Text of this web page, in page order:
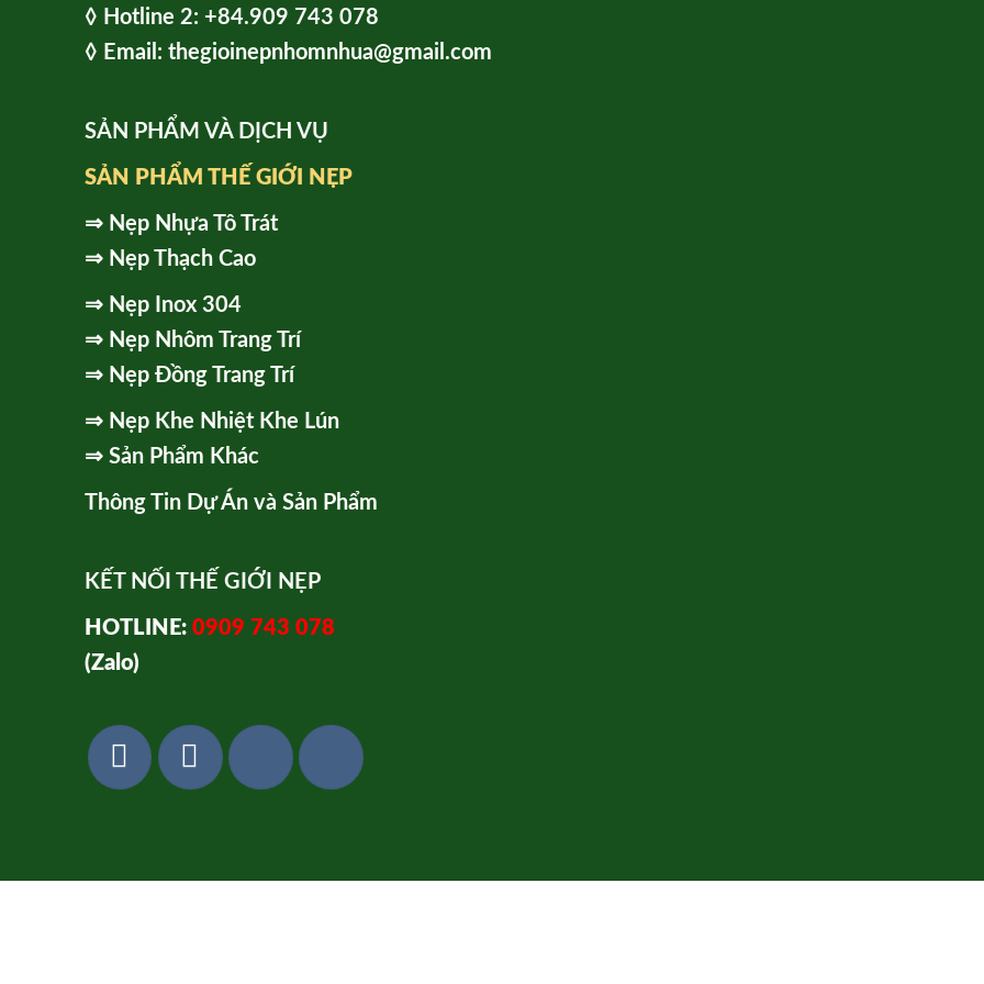
◊ Hot line 2: +84.909 743 078
◊ Email: thegioinepnhomnhua@gmail.com
SẢN PHẨM VÀ DỊCH VỤ
SẢN PHẨM THẾ GIỚI NẸP
⇒ Nẹp Nhựa Tô Trát
⇒ Nẹp Thạch Cao
⇒ Nẹp Inox 304
⇒ Nẹp Nhôm Trang Trí
⇒ Nẹp Đồng Trang Trí
⇒ Nẹp Khe Nhiệt Khe Lún
⇒ Sản Phẩm Khác
Thông Tin Dự Án và Sản Phẩm
KẾT NỐI THẾ GIỚI NẸP
HOTLINE: 0909 743 078
(Zalo)